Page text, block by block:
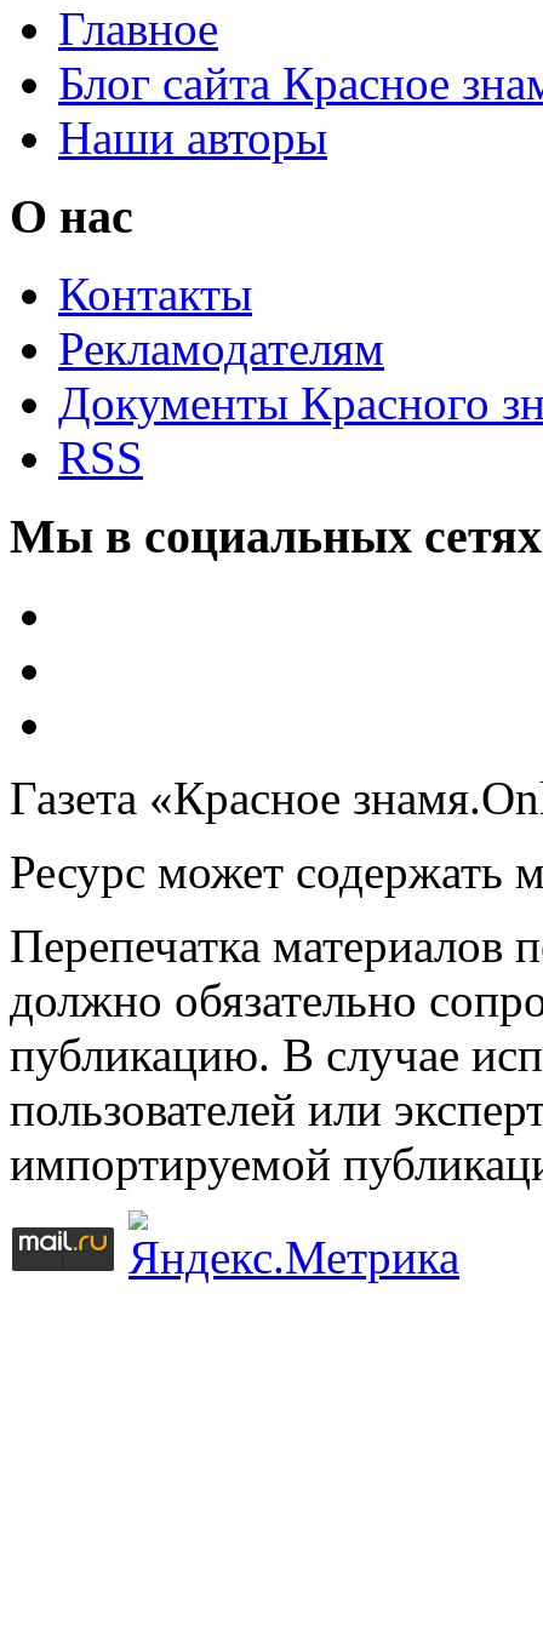
Главное
Блог сайта Красное
Наши авторы
О нас
Контакты
Рекламодателям
Документы Красного
RSS
Мы в социальных сетях
Газета «Красное
Ресурс может содержать
Перепечатка материалов
должно обязательно
публикацию. В случае
пользователей или
импортируемой